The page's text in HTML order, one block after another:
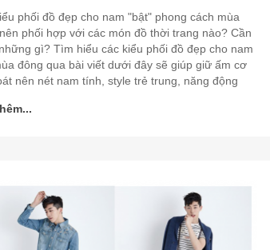
phối đồ đẹp cho nam "bật" phong cách mùa
phối hợp với các món đồ thời trang nào? Cần
gì? Tìm hiểu các kiểu phối đồ đẹp cho nam
đông qua bài viết dưới đây sẽ giúp giữ ấm cơ
nên nét nam tính, style trẻ trung, năng động